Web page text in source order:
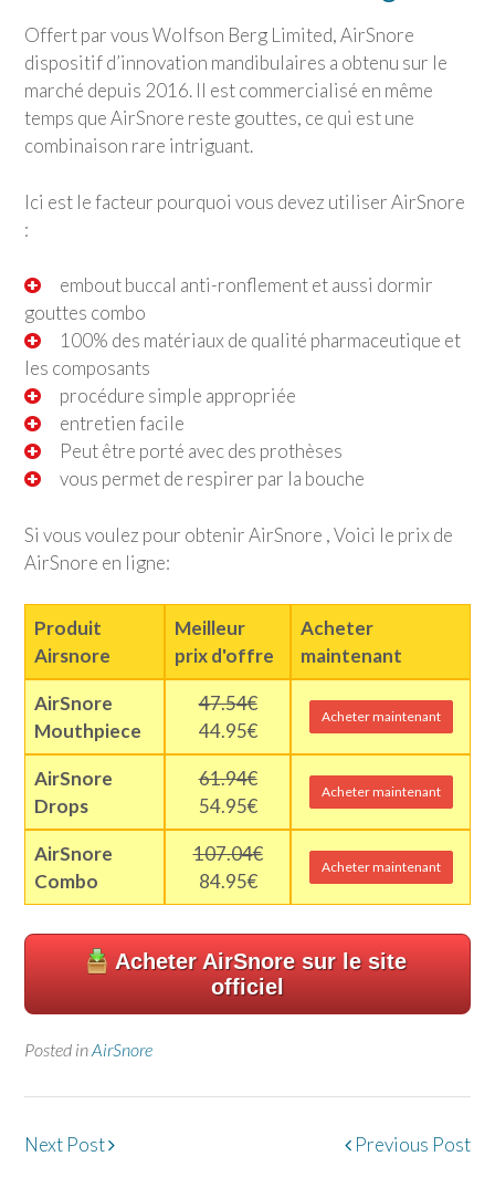
Offert par vous Wolfson Berg Limited, AirSnore
dispositif d’innovation mandibulaires a obtenu sur le
marché depuis 2016. Il est commercialisé en même
temps que AirSnore reste gouttes, ce qui est une
combinaison rare intriguant.
Ici est le facteur pourquoi vous devez utiliser AirSnore
:
embout buccal anti-ronflement et aussi dormir
gouttes combo
100% des matériaux de qualité pharmaceutique et
les composants
procédure simple appropriée
entretien facile
Peut être porté avec des prothèses
vous permet de respirer par la bouche
Si vous voulez pour obtenir AirSnore , Voici le prix de
AirSnore en ligne:
Produit
Airsnore
Meilleur
prix d'offre
Acheter
maintenant
AirSnore
Mouthpiece
47.54€
44.95€
Acheter maintenant
AirSnore
Drops
61.94€
54.95€
Acheter maintenant
AirSnore
Combo
107.04€
84.95€
Acheter maintenant
Acheter AirSnore sur le site
officiel
Posted inAirSnore
Post
Previous Post
Next Post